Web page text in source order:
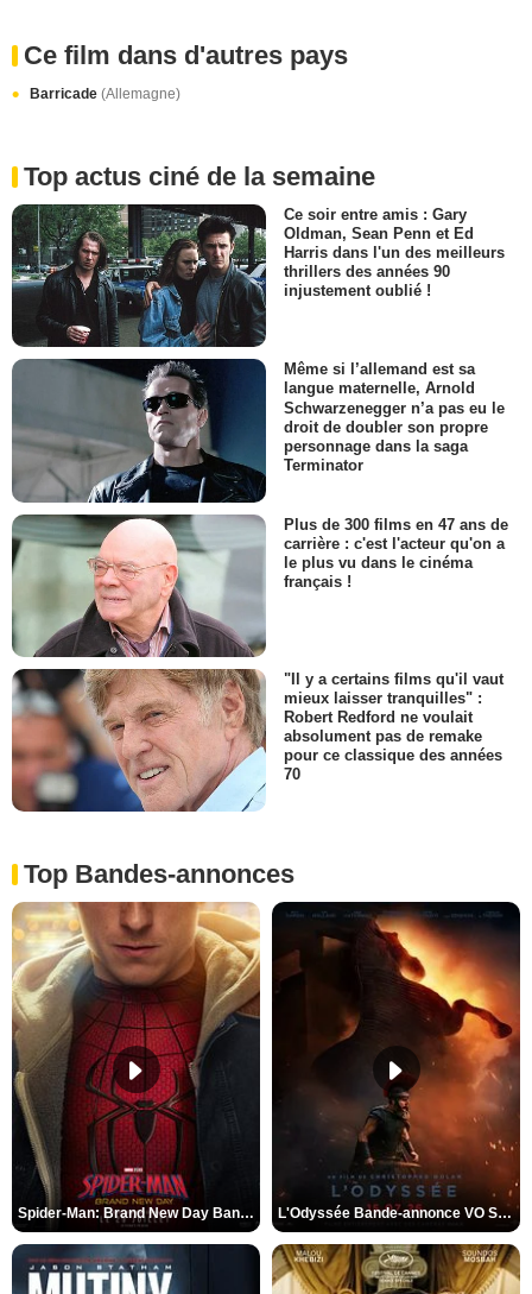
Ce film dans d'autres pays
Barricade (Allemagne)
Top actus ciné de la semaine
Ce soir entre amis : Gary
Oldman, Sean Penn et Ed
Harris dans l'un des meilleurs
thrillers des années 90
injustement oublié !
Même si l’allemand est sa
langue maternelle, Arnold
Schwarzenegger n’a pas eu le
droit de doubler son propre
personnage dans la saga
Terminator
Plus de 300 films en 47 ans de
carrière : c'est l'acteur qu'on a
le plus vu dans le cinéma
français !
"Il y a certains films qu'il vaut
mieux laisser tranquilles" :
Robert Redford ne voulait
absolument pas de remake
pour ce classique des années
70
Top Bandes-annonces
Spider-Man: Brand New Day Bande-annonce VO STFR L'Odyssée Bande-annonce VO STFR